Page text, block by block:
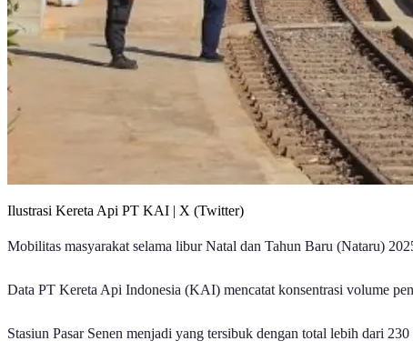
Ilustrasi Kereta Api PT KAI | X (Twitter)
Mobilitas masyarakat selama libur Natal dan Tahun Baru (Nataru)
Data PT Kereta Api Indonesia (KAI) mencatat konsentrasi volume
Stasiun Pasar Senen menjadi yang tersibuk dengan total lebih dari